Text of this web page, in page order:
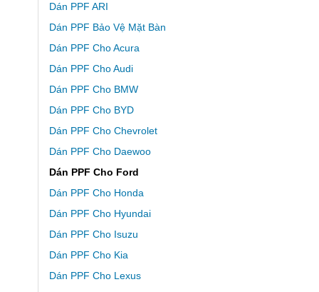
Dán PPF ARI
Dán PPF Bảo Vệ Mặt Bàn
Dán PPF Cho Acura
Dán PPF Cho Audi
Dán PPF Cho BMW
Dán PPF Cho BYD
Dán PPF Cho Chevrolet
Dán PPF Cho Daewoo
Dán PPF Cho Ford
Dán PPF Cho Honda
Dán PPF Cho Hyundai
Dán PPF Cho Isuzu
Dán PPF Cho Kia
Dán PPF Cho Lexus